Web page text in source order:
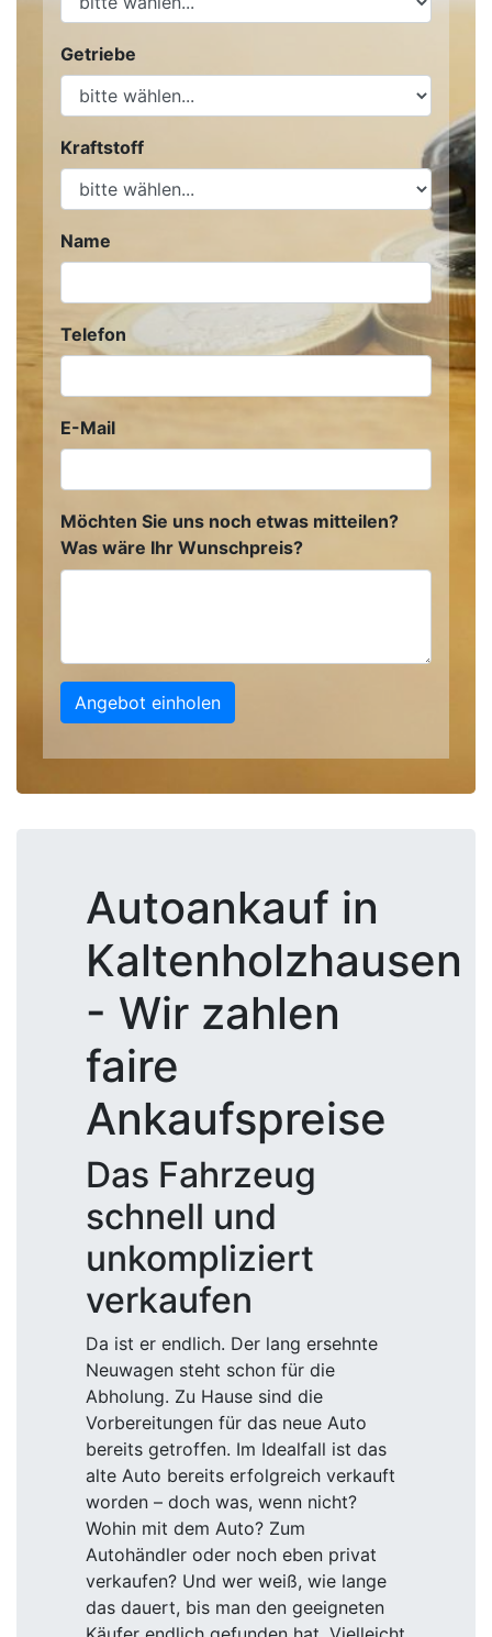
Getriebe
Kraftstoff
Name
Telefon
E-Mail
Möchten Sie uns noch etwas mitteilen?
Was wäre Ihr Wunschpreis?
Angebot einholen
Autoankauf in
Kaltenholzhausen
- Wir zahlen
faire
Ankaufspreise
Das Fahrzeug
schnell und
unkompliziert
verkaufen
Da ist er endlich. Der lang ersehnte
Neuwagen steht schon für die
Abholung. Zu Hause sind die
Vorbereitungen für das neue Auto
bereits getroffen. Im Idealfall ist das
alte Auto bereits erfolgreich verkauft
worden – doch was, wenn nicht?
Wohin mit dem Auto? Zum
Autohändler oder noch eben privat
verkaufen? Und wer weiß, wie lange
das dauert, bis man den geeigneten